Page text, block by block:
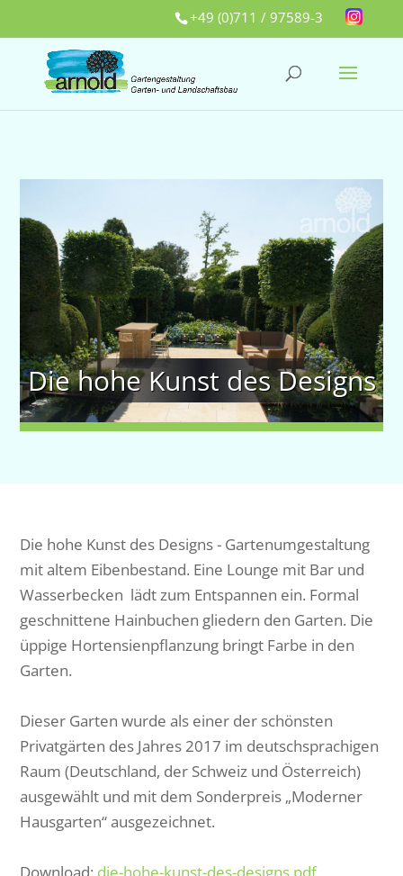
+49 (0)711 / 97589-3
Die hohe Kunst des Designs
Die hohe Kunst des Designs - Gartenumgestaltung
mit altem Eibenbestand. Eine Lounge mit Bar und
Wasserbecken lädt zum Entspannen ein. Formal
geschnittene Hainbuchen gliedern den Garten. Die
üppige Hortensienpflanzung bringt Farbe in den
Garten.
Dieser Garten wurde als einer der schönsten
Privatgärten des Jahres 2017 im deutschsprachigen
Raum (Deutschland, der Schweiz und Österreich)
ausgewählt und mit dem Sonderpreis „Moderner
Hausgarten“ ausgezeichnet.